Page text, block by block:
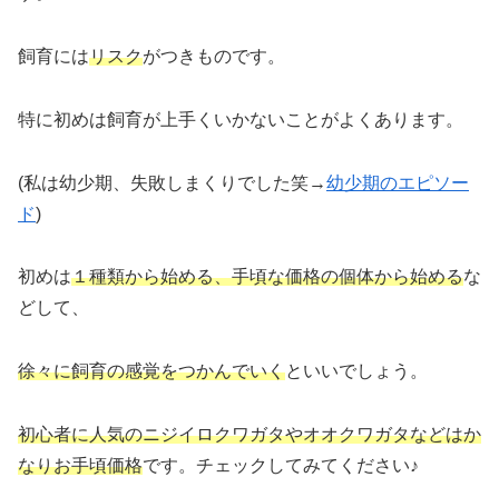
飼育にはリスクがつきものです。
特に初めは飼育が上手くいかないことがよくあります。
(私は幼少期、失敗しまくりでした笑→幼少期のエピソー
ド)
初めは１種類から始める、手頃な価格の個体から始めるな
どして、
徐々に飼育の感覚をつかんでいくといいでしょう。
初心者に人気のニジイロクワガタやオオクワガタなどはか
なりお手頃価格です。チェックしてみてください♪